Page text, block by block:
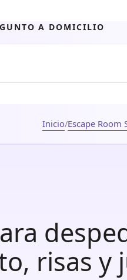
A DOMICILIO
Inicio/Escape Room
risas y